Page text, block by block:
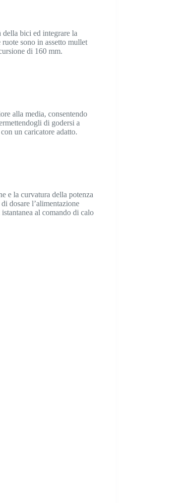
bici ed integrare la
sono in assetto mullet
di 160 mm.
alla media, consentendo
di godersi a
un caricatore adatto.
e la curvatura della potenza
dosare l’alimentazione
al comando di calo